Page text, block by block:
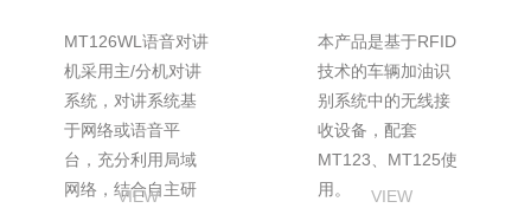
MT126WL语音对讲
机采用主/分机对讲
系统，对讲系统基
于网络或语音平
台，充分利用局域
网络，结合自主研
VIEW
本产品是基于RFID
技术的车辆加油识
别系统中的无线接
收设备，配套
MT123、MT125使
用。
VIEW